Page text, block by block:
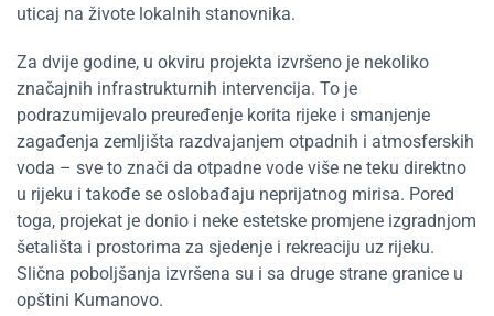
uticaj na živote lokalnih stanovnika.
Za dvije godine, u okviru projekta izvršeno je nekoliko
značajnih infrastrukturnih intervencija. To je
podrazumijevalo preuređenje korita rijeke i smanjenje
zagađenja zemljišta razdvajanjem otpadnih i atmosferskih
voda – sve to znači da otpadne vode više ne teku direktno
u rijeku i takođe se oslobađaju neprijatnog mirisa. Pored
toga, projekat je donio i neke estetske promjene izgradnjom
šetališta i prostorima za sjedenje i rekreaciju uz rijeku.
Slična poboljšanja izvršena su i sa druge strane granice u
opštini Kumanovo.